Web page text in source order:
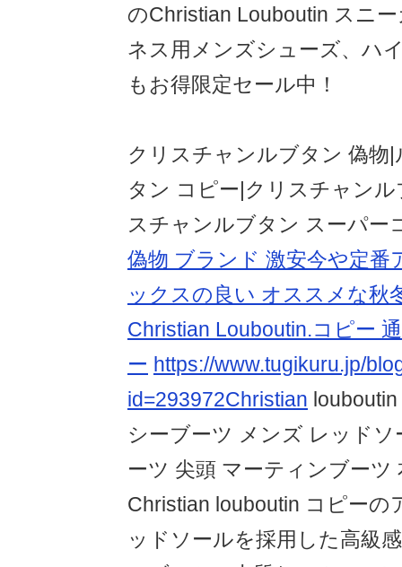
のChristian Louboutin スニ
ネス用メンズシューズ、ハ
もお得限定セール中！
クリスチャンルブタン 偽物
タン コピー|クリスチャン
スチャンルブタン スーパー
偽物 ブランド 激安今や定番
ックスの良い オススメな
Christian Louboutin.コピー
ー https://www.tugikuru.jp/
id=293972Christian
シーブーツ メンズ レッド
ーツ 尖頭 マーティンブーツ
Christian louboutin コピーの
ッドソールを採用した高級